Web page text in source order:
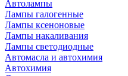
Автолампы
Лампы галогенные
Лампы ксеноновые
Лампы накаливания
Лампы светодиодные
Автомасла и автохимия
Автохимия